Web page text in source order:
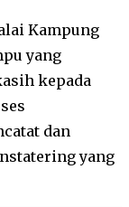
Kampung
yang
kepada
dan
yang